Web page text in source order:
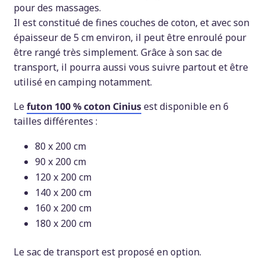
pour des massages.
Il est constitué de fines couches de coton, et avec son
épaisseur de 5 cm environ, il peut être enroulé pour
être rangé très simplement. Grâce à son sac de
transport, il pourra aussi vous suivre partout et être
utilisé en camping notamment.
Lefuton 100 % coton Ciniusest disponible en 6
tailles différentes :
80 x 200 cm
90 x 200 cm
120 x 200 cm
140 x 200 cm
160 x 200 cm
180 x 200 cm
Le sac de transport est proposé en option.